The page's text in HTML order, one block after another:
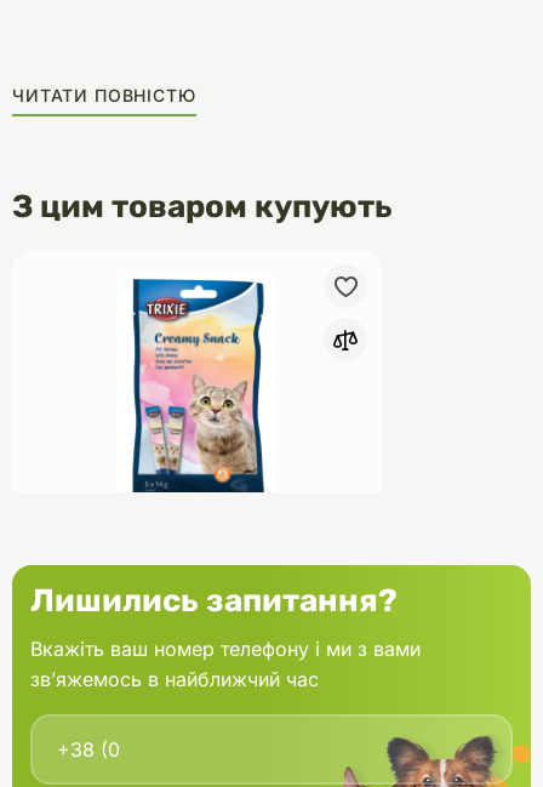
ЧИТАТИ ПОВНІСТЮ
З цим товаром купують
Snacks Креветка 5х14 г
В кошик
Лишились запитання?
Вкажіть ваш номер телефону і ми з вами
зв’яжемось в найближчий час